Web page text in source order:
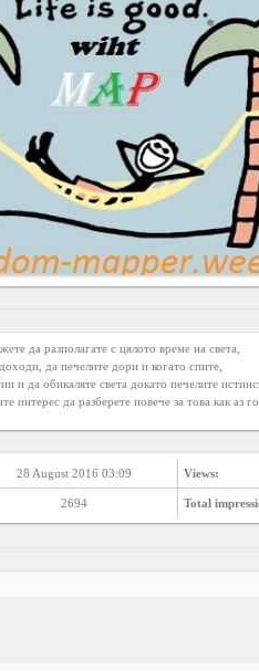
да разполагате с цялото време на света,
да печелите дори и когато спите,
и да обикаляте света докато печелите
интерес да разберете повече за това как аз
28 August 2016 03:09 Views:
2694 Total